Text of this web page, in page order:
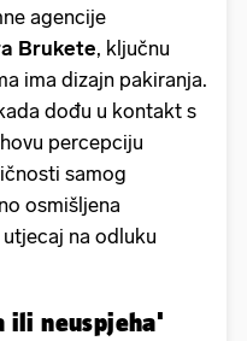
agencije
Brukete, ključnu
ima dizajn pakiranja.
dođu u kontakt s
percepciju
samog
osmišljena
na odluku
ili neuspjeha'